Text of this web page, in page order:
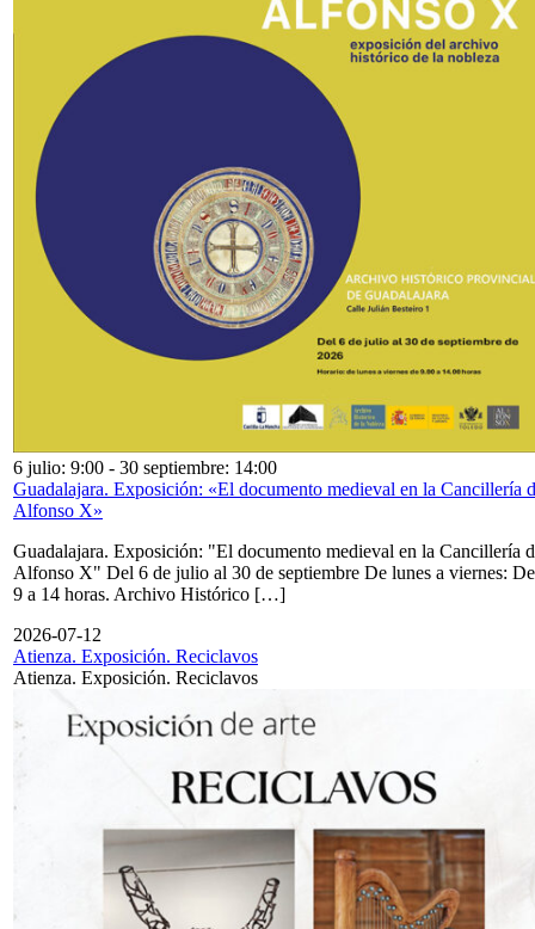
6 julio: 9:00 - 30 septiembre: 14:00
Guadalajara. Exposición: «El documento medieval en la Cancillería
Alfonso X»
Guadalajara. Exposición: "El documento medieval en la Cancillería
Alfonso X" Del 6 de julio al 30 de septiembre De lunes a viernes: De
9 a 14 horas. Archivo Histórico […]
2026-07-12
Atienza. Exposición. Reciclavos
Atienza. Exposición. Reciclavos